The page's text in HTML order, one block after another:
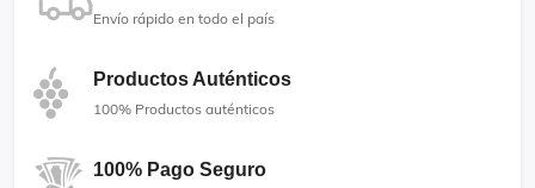
Envío rápido en todo el país
Productos Auténticos
100% Productos auténticos
100% Pago Seguro